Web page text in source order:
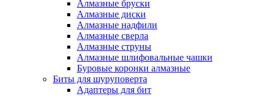
Алмазные бруски
Алмазные диски
Алмазные надфили
Алмазные сверла
Алмазные струны
Алмазные шлифовальные чашки
Буровые коронки алмазные
Биты для шуруповерта
Адаптеры для бит